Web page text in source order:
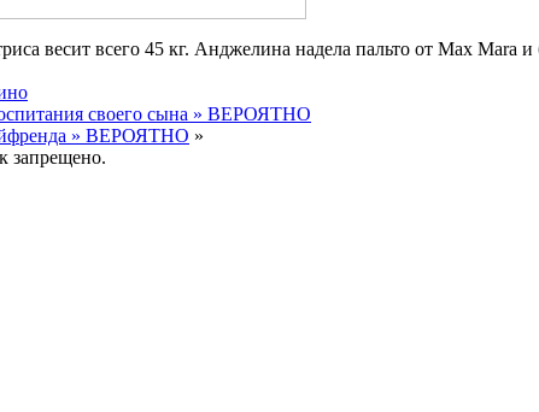
весит всего 45 кг. Анджелина надела пальто от Max
своего сына » ВЕРОЯТНО
» ВЕРОЯТНО »
запрещено.